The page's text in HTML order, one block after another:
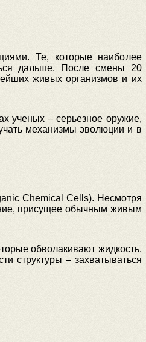
Те, которые наиболее
дальше. После смены 20
живых организмов и их
ученых – серьезное оружие,
механизмы эволюции и в
Chemical Cells). Несмотря
присущее обычным живым
обволакивают жидкость.
структуры – захватываться